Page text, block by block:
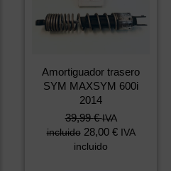
Amortiguador trasero
SYM MAXSYM 600i
2014
39,99€ IVA
incluido 28,00 € IVA
incluido